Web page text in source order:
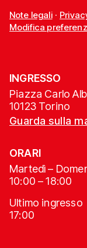
Note legali·
Modifica
INGRESSO
Piazza Carlo
10123 Torino
Guarda sulla
ORARI
Martedì –
10:00 – 18:00
Ultimo ingresso
17:00